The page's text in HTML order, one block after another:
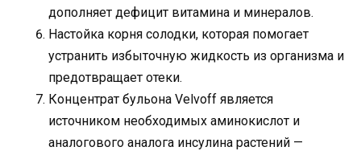
дополняет дефицит витамина и минералов.
Настойка корня солодки, которая помогает
устранить избыточную жидкость из организма и
предотвращает отеки.
Концентрат бульона Velvoff является
источником необходимых аминокислот и
аналогового аналога инсулина растений —